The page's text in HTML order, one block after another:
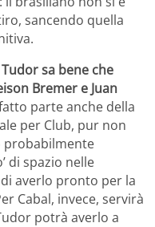
sancendo quella
Tudor sa bene che
Bremer e Juan
parte anche della
per Club, pur non
probabilmente
di spazio nelle
averlo pronto per la
Cabal, invece, servirà
potrà averlo a